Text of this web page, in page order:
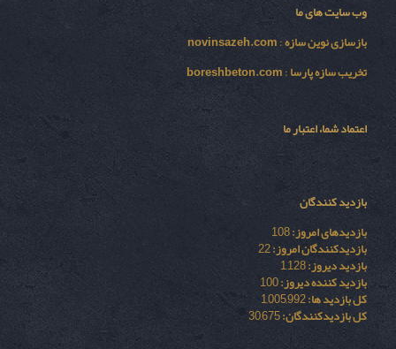
وب سایت های ما
بازسازی نوين سازه:
novinsazeh.com
تخریب سازه پارسا:
boreshbeton.com
اعتماد شما، اعتبار ما
بازدید کنندگان
بازدیدهای امروز:108
بازدیدکنندگان امروز:22
بازدید دیروز:1,128
بازدید کننده دیروز:100
کل بازدید ها:1,005,992
کل بازدیدکنند‌گان:30,675